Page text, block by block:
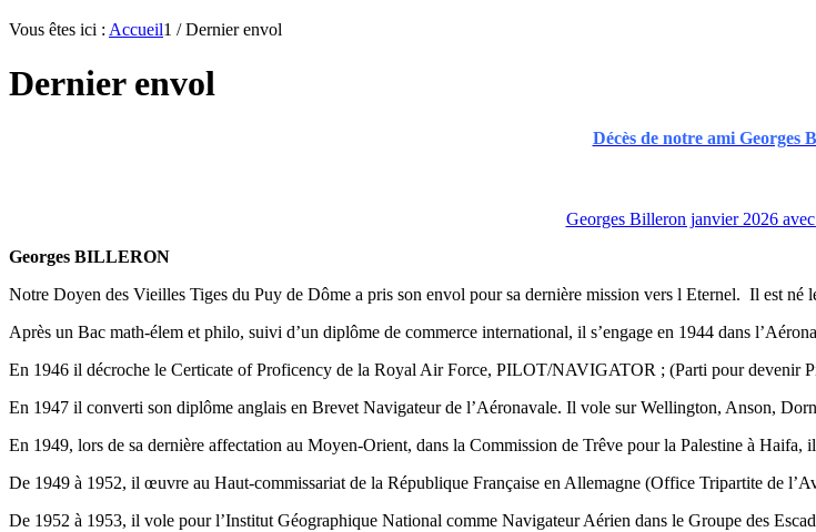
Vous êtes ici : Accueil1 / Dernier envol
Dernier envol
Décès de notre ami Georges
Georges Billeron janvier 2026
Georges BILLERON
Notre Doyen des Vieilles Tiges du Puy de Dôme a pris son envol pour sa dernière mission vers l Eternel. Il est né
Après un Bac math-élem et philo, suivi d’un diplôme de commerce international, il s’engage en 1944 dans
En 1946 il décroche le Certicate of Proficency de la Royal Air Force, PILOT/NAVIGATOR ; (Parti pour devenir
En 1947 il converti son diplôme anglais en Brevet Navigateur de l’Aéronavale. Il vole sur Wellington, Anson,
En 1949, lors de sa dernière affectation au Moyen-Orient, dans la Commission de Trêve pour la Palestine à Haifa,
De 1949 à 1952, il œuvre au Haut-commissariat de la République Française en Allemagne (Office Tripartite de
De 1952 à 1953, il vole pour l’Institut Géographique National comme Navigateur Aérien dans le Groupe des